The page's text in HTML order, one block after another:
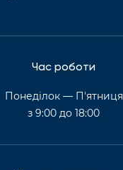
Час роботи
Понеділок — П'ятниця
з 9:00 до 18:00